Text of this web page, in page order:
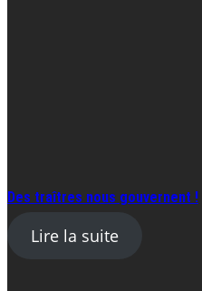
Des traîtres nous gouvernent !
Lire la suite